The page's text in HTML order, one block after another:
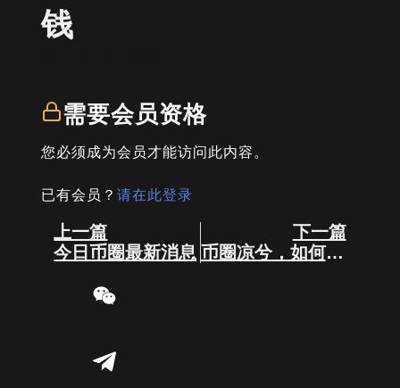
钱
需要会员资格
您必须成为会员才能访问此内容。
已有会员？ 请在此登录
Prev
上一篇
今日币圈最新消息
下一篇
币圈凉兮，如何从爆富到爆仓